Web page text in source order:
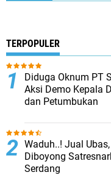
TERPOPULER
Diduga Oknum PT
Aksi Demo Kepala
dan Petumbukan
Waduh..! Jual
Diboyong
Serdang